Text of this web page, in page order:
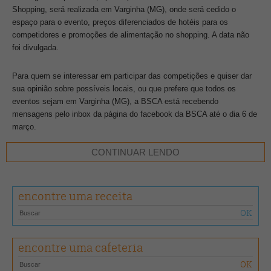
Shopping, será realizada em Varginha (MG), onde será cedido o
espaço para o evento, preços diferenciados de hotéis para os
competidores e promoções de alimentação no shopping. A data não
foi divulgada.
Para quem se interessar em participar das competições e quiser dar
sua opinião sobre possíveis locais, ou que prefere que todos os
eventos sejam em Varginha (MG), a BSCA está recebendo
mensagens pelo inbox da página do facebook da BSCA até o dia 6 de
março.
CONTINUAR LENDO
encontre uma receita
encontre uma cafeteria